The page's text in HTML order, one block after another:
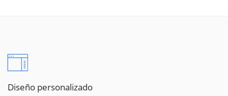
Diseño personalizado